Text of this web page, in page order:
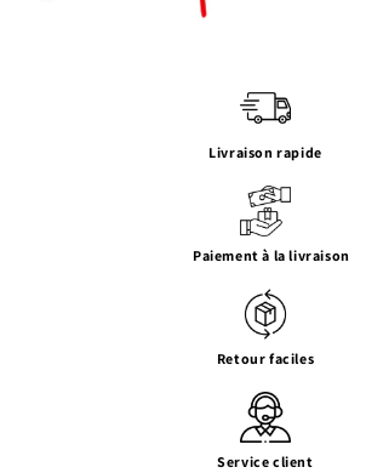
Livraison rapide
Paiement à la livraison
Retour faciles
Service client